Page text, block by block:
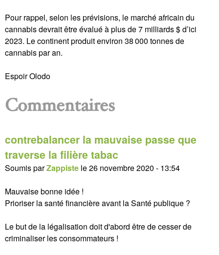
Pour rappel, selon les prévisions, le marché africain du
cannabis devrait être évalué à plus de 7 milliards $ d’ici
2023. Le continent produit environ 38 000 tonnes de
cannabis par an.
Espoir Olodo
Commentaires
contrebalancer la mauvaise passe que
traverse la filière tabac
Soumis parZappiste le26 novembre 2020 - 13:54
Mauvaise bonne idée !
Prioriser la santé financière avant la Santé publique ?
Le but de la légalisation doit d'abord être de cesser de
criminaliser les consommateurs !